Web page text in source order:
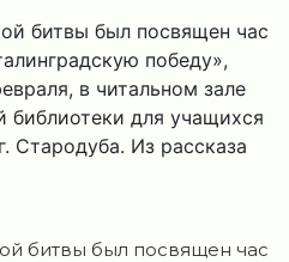
битвы был посвящен час
победу»,
в читальном зале
библиотеки для учащихся
Из рассказа
битвы был посвящен час